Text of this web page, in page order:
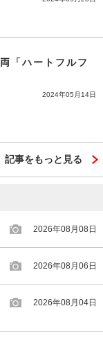
「ハートフルフ
2024年05月14日
記事をもっと見る
2026年08月08日
2026年08月06日
2026年08月04日